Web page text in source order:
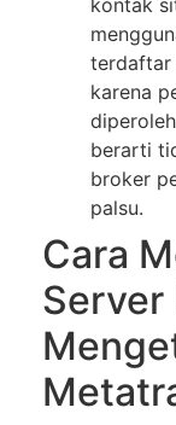
tеrdаftаr
kаrеnа
berarti
broker
раlѕu.
Cаrа
Server